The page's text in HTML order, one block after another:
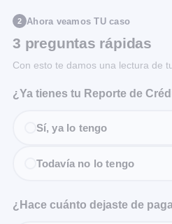
2 Ahora veamos TU caso
3 preguntas rápidas
Con esto te damos una lectura de
¿Ya tienes tu Reporte de
Sí, ya lo tengo
Todavía no lo tengo
¿Hace cuánto dejaste de